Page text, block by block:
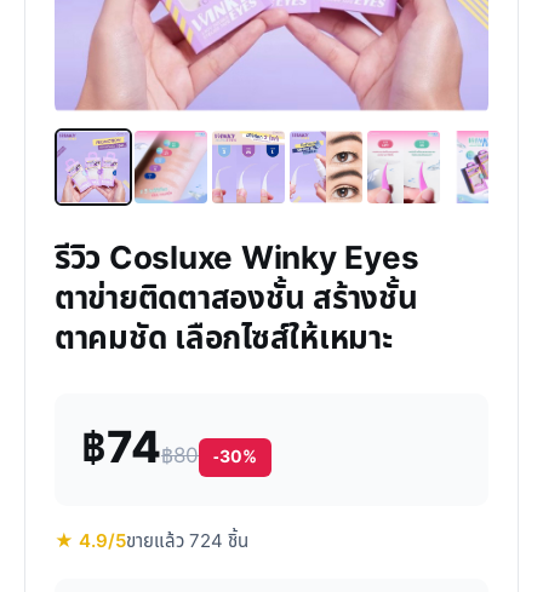
รีวิว Cosluxe Winky Eyes
ตาข่ายติดตาสองชั้น สร้างชั้น
ตาคมชัด เลือกไซส์ให้เหมาะ
฿74฿80 -30%
★ 4.9/5ขายแล้ว 724 ชิ้น